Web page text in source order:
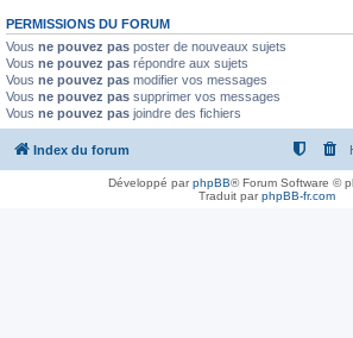
PERMISSIONS DU FORUM
Vous ne pouvez pas poster de nouveaux sujets
Vous ne pouvez pas répondre aux sujets
Vous ne pouvez pas modifier vos messages
Vous ne pouvez pas supprimer vos messages
Vous ne pouvez pas joindre des fichiers
Index du forum
Développé parphpBB® Forum Software ©
Traduit parphpBB-fr.com